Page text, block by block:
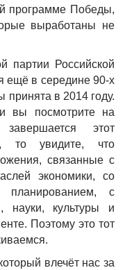
программе Победы,
выработаны не
партии Российской
ещё в середине 90-х
принята в 2014 году.
вы посмотрите на
этот
то увидите, что
связанные с
экономики, со
планированием, с
науки, культуры и
Поэтому это тот
влечёт нас за